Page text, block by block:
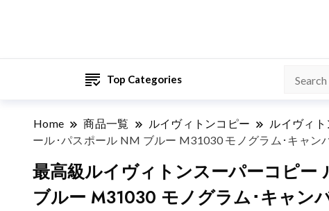
Top Categories
Home 商品一覧 ルイヴィトンコピー ルイヴィ
ール･パスポール NM ブルー M31030 モノグラム･キャン
最高級ルイヴィトンスーパーコピ
ブルー M31030 モノグラム･キャン